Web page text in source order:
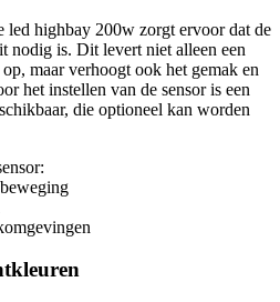
led highbay 200w zorgt ervoor dat de
nodig is. Dit levert niet alleen een
maar verhoogt ook het gemak en
het instellen van de sensor is een
die optioneel kan worden